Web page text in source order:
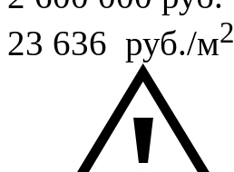
23 636 руб./м2